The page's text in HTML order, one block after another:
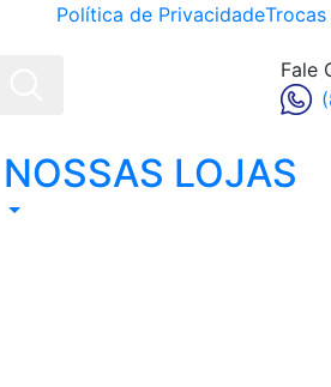
Política de Privacidade
Fale
NOSSAS LOJAS